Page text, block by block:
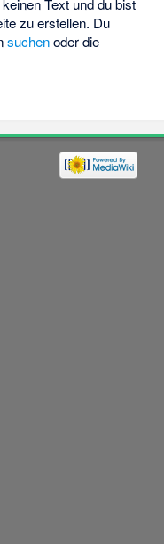
Text und du bist
zu erstellen. Du
suchenoder die